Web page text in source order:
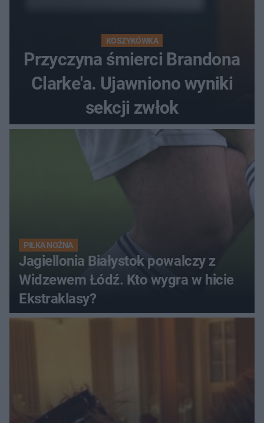
KOSZYKÓWKA
Przyczyna śmierci Brandona
Clarke'a. Ujawniono wyniki
sekcji zwłok
PIŁKA NOŻNA
Jagiellonia Białystok powalczy z
Widzewem Łódź. Kto wygra w hicie
Ekstraklasy?